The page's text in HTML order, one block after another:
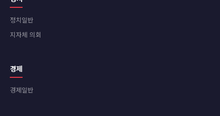
정치일반
지자체 의회
경제
경제일반